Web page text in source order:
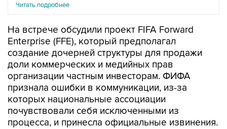
Читать подробнее
На встрече обсудили проект FIFA Forward
Enterprise (FFE), который предполагал
создание дочерней структуры для продажи
доли коммерческих и медийных прав
организации частным инвесторам. ФИФА
признала ошибки в коммуникации, из-за
которых национальные ассоциации
почувствовали себя исключенными из
процесса, и принесла официальные извинения.